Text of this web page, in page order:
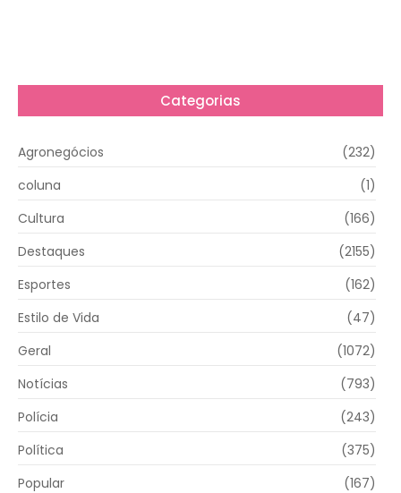
Categorias
Agronegócios
(232)
coluna
(1)
Cultura
(166)
Destaques
(2155)
Esportes
(162)
Estilo de Vida
(47)
Geral
(1072)
Notícias
(793)
Polícia
(243)
Política
(375)
Popular
(167)